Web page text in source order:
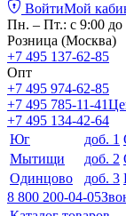
ВойтиМой
Пн. – Пт.: с 9:00 до
Розница (Москва)
+7 495 137-62-85
Опт
+7 495 974-62-85
+7 495 785-11-41
+7 495 134-42-64
Юг
доб. 1
Мытищи
доб. 2
Одинцово
доб. 3
8 800 200-04-05